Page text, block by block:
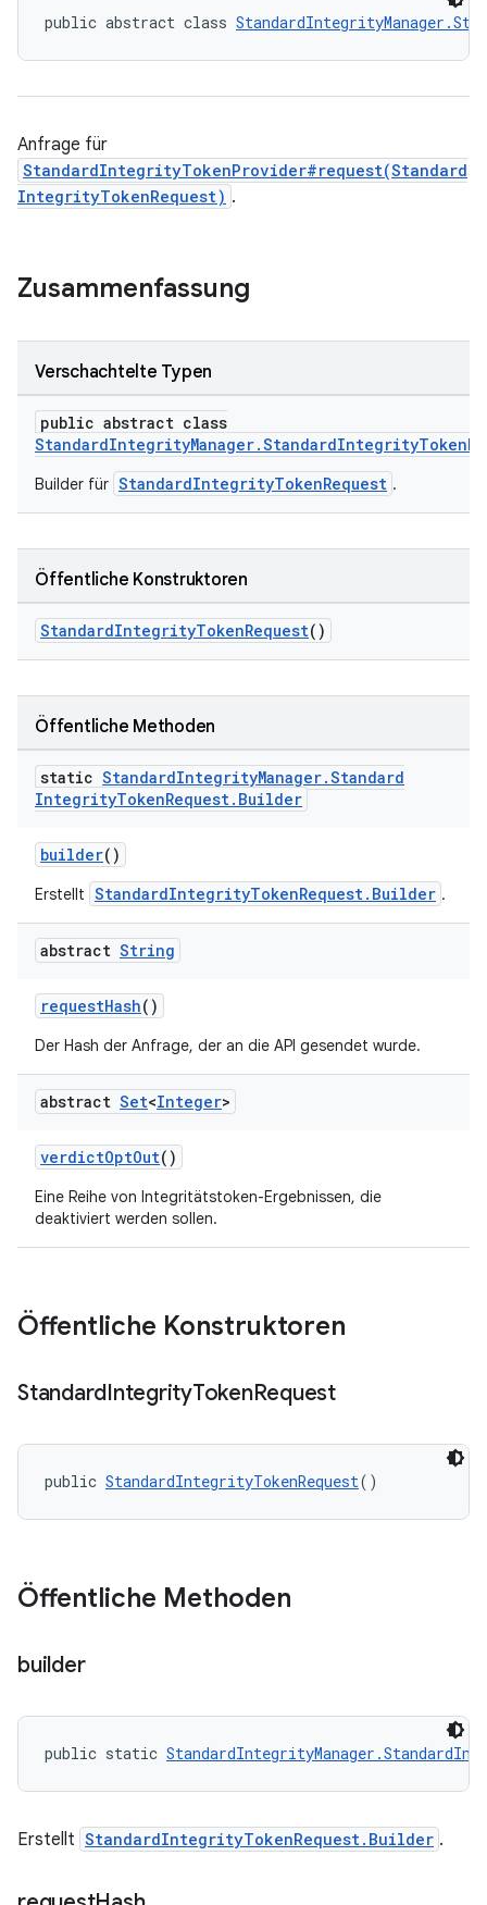
public abstract class
Anfrage für
StandardIntegrityTokenProvider#request(Standard
IntegrityTokenRequest) .
Zusammenfassung
Verschachtelte Typen
public abstract class
Builder für StandardIntegrityTokenRequest .
Öffentliche Konstruktoren
StandardIntegrityTokenRequest()
Öffentliche Methoden
static StandardIntegrityManager.Standard
IntegrityTokenRequest. Builder
builder()
Erstellt StandardIntegrityTokenRequest.Builder .
abstract String
requestHash()
Der Hash der Anfrage, der an die API gesendet wurde.
abstract Set<Integer>
verdictOptOut()
Eine Reihe von Integritätstoken-Ergebnissen, die
deaktiviert werden sollen.
Öffentliche Konstruktoren
StandardIntegrityTokenRequest
public StandardIntegrityTokenRequest()
Öffentliche Methoden
builder
public static
Erstellt StandardIntegrityTokenRequest.Builder .